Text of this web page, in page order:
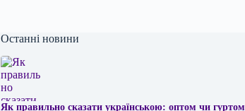
Останні новини
Як правильно сказати українською: оптом чи гуртом